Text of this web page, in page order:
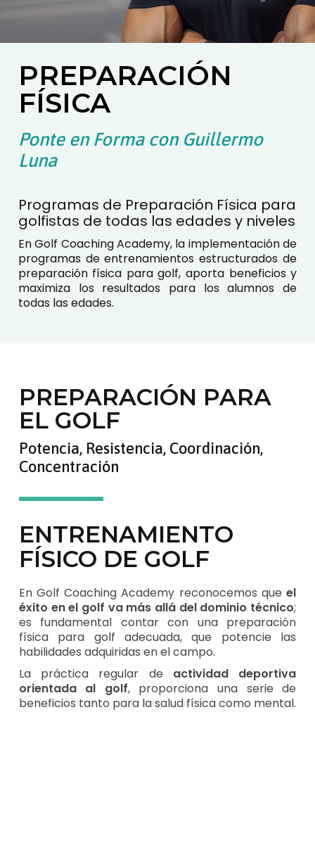
PREPARACIÓN
FÍSICA
Ponte en Forma con Guillermo
Luna
Programas de Preparación Física para
golfistas de todas las edades y niveles
En Golf Coaching Academy, la implementación de
programas de entrenamientos estructurados de
preparación física para golf, aporta beneficios y
maximiza los resultados para los alumnos de
todas las edades.
PREPARACIÓN PARA
EL GOLF
Potencia, Resistencia, Coordinación,
Concentración
ENTRENAMIENTO
FÍSICO DE GOLF
En Golf Coaching Academy reconocemos queel
éxito en el golf va más allá del dominio técnico;
es fundamental contar con una preparación
física para golf adecuada, que potencie las
habilidades adquiridas en el campo.
La práctica regular de actividad deportiva
orientada al golf, proporciona una serie de
beneficios tanto para la salud física como mental.